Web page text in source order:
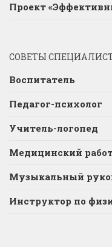
Проект
СОВЕТЫ
Воспитатель
Педагог-психолог
Учитель-логопед
Медицинский
Музыкальный
Инструктор по